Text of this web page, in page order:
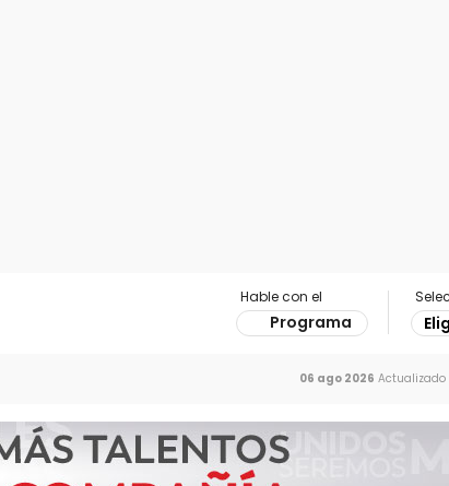
Hable con el
Programa
06 ago 2026 Actualizado